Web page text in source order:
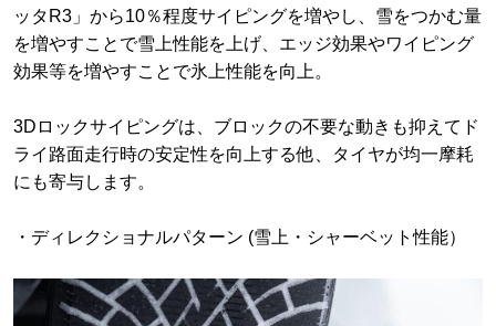
ッタR3」から10％程度サイピングを増やし、雪をつかむ量
を増やすことで雪上性能を上げ、エッジ効果やワイピング
効果等を増やすことで氷上性能を向上。
3Dロックサイピングは、ブロックの不要な動きも抑えてド
ライ路面走行時の安定性を向上する他、タイヤが均一摩耗
にも寄与します。
・ディレクショナルパターン (雪上・シャーベット性能）